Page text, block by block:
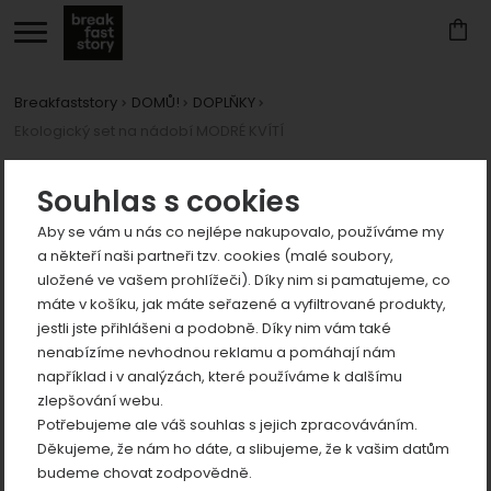
Souhlas s cookies
Aby se vám u nás co nejlépe nakupovalo, používáme my
a někteří naši partneři tzv. cookies (malé soubory,
uložené ve vašem prohlížeči). Díky nim si pamatujeme, co
máte v košíku, jak máte seřazené a vyfiltrované produkty,
jestli jste přihlášeni a podobně. Díky nim vám také
nenabízíme nevhodnou reklamu a pomáhají nám
například i v analýzách, které používáme k dalšímu
zlepšování webu.
Potřebujeme ale váš souhlas s jejich zpracováváním.
Děkujeme, že nám ho dáte, a slibujeme, že k vašim datům
budeme chovat zodpovědně.
Breakfaststory DOMŮ!
DOPLŇKY
Fotografie
předchozí
Zobrazit
Zobrazit
Zobrazit